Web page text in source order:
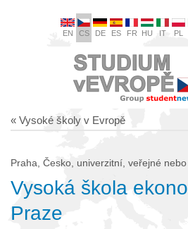
EN CS DE ES FR HU IT PL
« Vysoké školy v Evropě
Praha, Česko, univerzitní, veřejné
Vysoká škola
Praze